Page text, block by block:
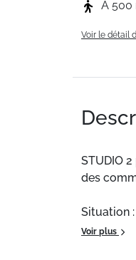
A 500
Voir le détail
STUDIO
des
Situation
Voir plus